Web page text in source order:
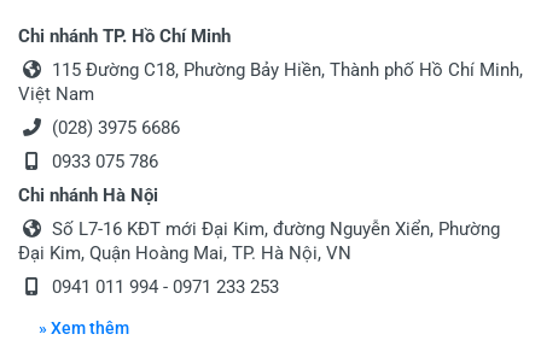
Chi nhánh TP. Hồ Chí Minh
115 Đường C18, Phường Bảy Hiền, Thành phố Hồ Chí Minh,
Việt Nam
(028) 3975 6686
0933 075 786
Chi nhánh Hà Nội
Số L7-16 KĐT mới Đại Kim, đường Nguyễn Xiển, Phường
Đại Kim, Quận Hoàng Mai, TP. Hà Nội, VN
0941 011 994 - 0971 233 253
» Xem thêm